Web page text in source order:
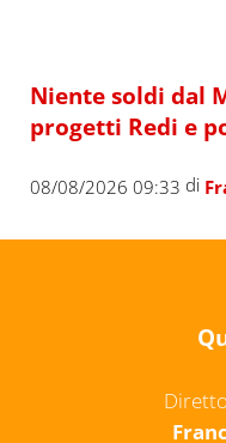
Niente soldi dal
progetti Redi e
08/08/2026 09:33 di